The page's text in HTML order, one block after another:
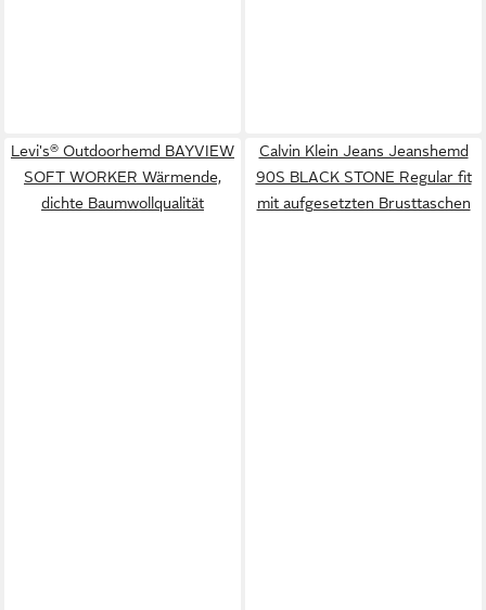
Levi's® Outdoorhemd BAYVIEW
SOFT WORKER Wärmende,
dichte Baumwollqualität
Calvin Klein Jeans Jeanshemd
90S BLACK STONE Regular fit
mit aufgesetzten Brusttaschen